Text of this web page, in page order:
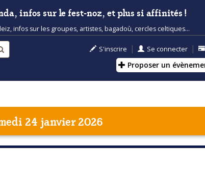
infos sur le fest-noz, et plus si affinités !
infos sur les groupes, artistes, bagadoù, cercles celtiques...
S'inscrire | Se connecter |
Proposer un
24 janvier 2026